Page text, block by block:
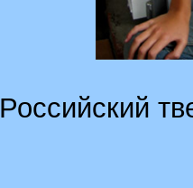
Российский